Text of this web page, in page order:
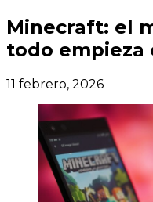
Minecraft: el
todo empieza
11 febrero, 2026